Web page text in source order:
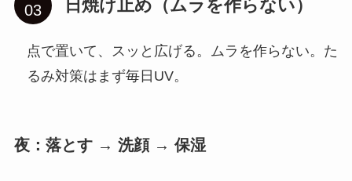
日焼け止め（ムラを作らない）
点で置いて、スッと広げる。ムラを作らない。た
るみ対策はまず毎日UV。
夜：落とす → 洗顔 → 保湿